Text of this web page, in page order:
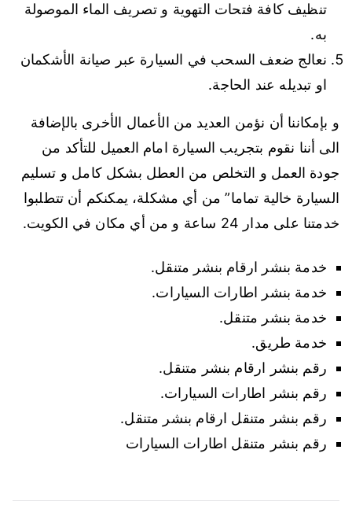
تنظيف كافة فتحات التهوية و تصريف الماء الموصولة
به.
نعالج ضعف السحب في السيارة عبر صيانة الأشكمان
او تبديله عند الحاجة.
و بإمكاننا أن نؤمن العديد من الأعمال الأخرى بالإضافة
الى أننا نقوم بتجريب السيارة امام العميل للتأكد من
جودة العمل و التخلص من العطل بشكل كامل و تسليم
السيارة خالية تماما” من أي مشكلة، يمكنكم أن تتطلبوا
خدمتنا على مدار 24 ساعة و من أي مكان في الكويت.
خدمة بنشر ارقام بنشر متنقل.
خدمة بنشر اطارات السيارات.
خدمة بنشر متنقل.
خدمة طريق.
رقم بنشر ارقام بنشر متنقل.
رقم بنشر اطارات السيارات.
رقم بنشر متنقل ارقام بنشر متنقل.
رقم بنشر متنقل اطارات السيارات